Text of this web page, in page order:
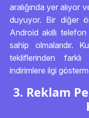
aralığında yer alıyor
duyuyor. Bir diğer
Android akıllı
sahip olmalarıdır.
tekliflerinden
indirimlere ilgi
3. Reklam